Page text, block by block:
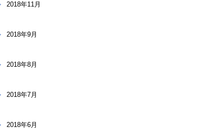
2018年11月
2018年9月
2018年8月
2018年7月
2018年6月